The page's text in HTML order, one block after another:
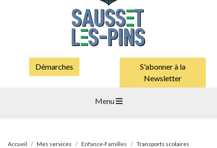
Démarches
S'abonner à la
Newsletter
Menu
Accueil Mes services Enfance-Familles Transports scolaires